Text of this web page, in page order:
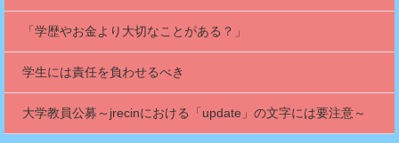
「学歴やお金より大切なことがある？」
学生には責任を負わせるべき
大学教員公募～jrecinにおける「update」の文字には要注意～